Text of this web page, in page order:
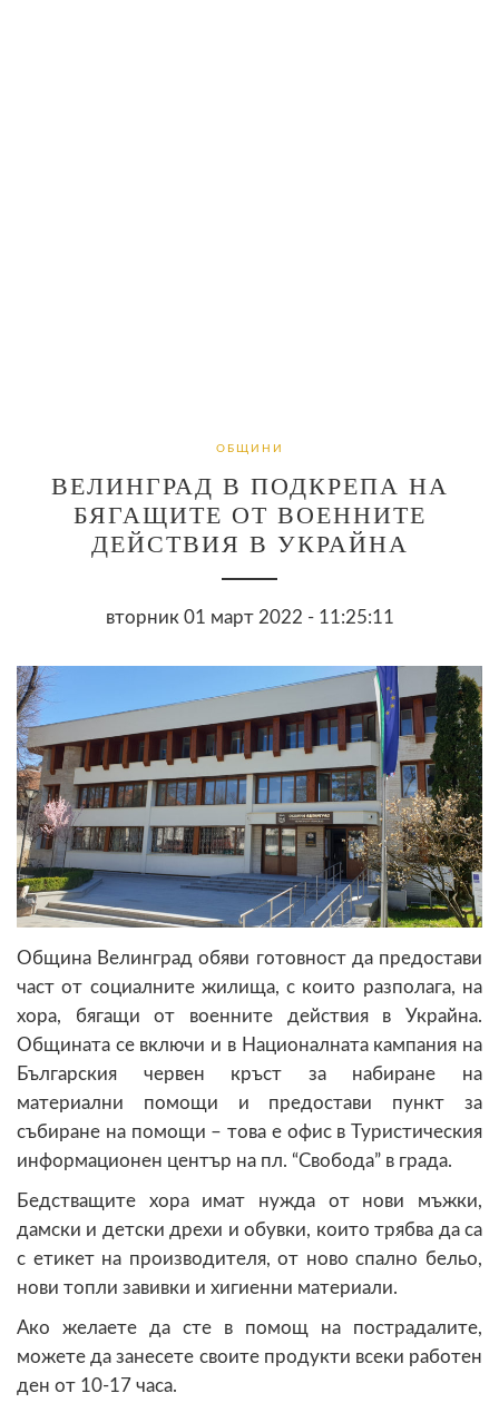
ОБЩИНИ
ВЕЛИНГРАД В ПОДКРЕПА НА
БЯГАЩИТЕ ОТ ВОЕННИТЕ
ДЕЙСТВИЯ В УКРАЙНА
вторник 01 март 2022 - 11:25:11
Община Велинград обяви готовност да предостави
част от социалните жилища, с които разполага, на
хора, бягащи от военните действия в Украйна.
Общината се включи и в Националната кампания на
Българския червен кръст за набиране на
материални помощи и предостави пункт за
събиране на помощи – това е офис в Туристическия
информационен център на пл. “Свобода” в града.
Бедстващите хора имат нужда от нови мъжки,
дамски и детски дрехи и обувки, които трябва да са
с етикет на производителя, от ново спално бельо,
нови топли завивки и хигиенни материали.
Ако желаете да сте в помощ на пострадалите,
можете да занесете своите продукти всеки работен
ден от 10-17 часа.